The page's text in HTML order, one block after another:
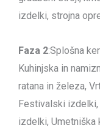
izdelki, strojna
Faza 2:Splošna
Kuhinjska in
ratana in železa,
Festivalski izdelki,
izdelki, Umetniška